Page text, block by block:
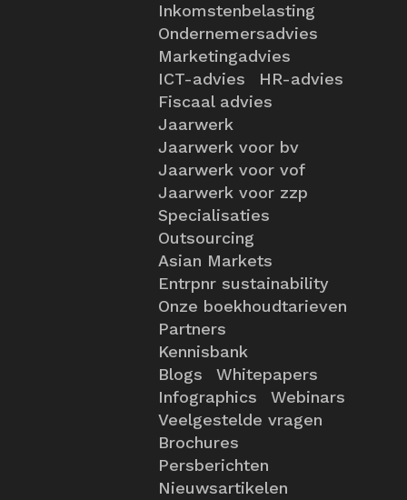
Inkomstenbelasting
Ondernemersadvies
Marketingadvies
ICT-advies
HR-advies
Fiscaal advies
Jaarwerk
Jaarwerk voor bv
Jaarwerk voor vof
Jaarwerk voor zzp
Specialisaties
Outsourcing
Asian Markets
Entrpnr sustainability
Onze boekhoudtarieven
Partners
Kennisbank
Blogs
Whitepapers
Infographics
Webinars
Veelgestelde vragen
Brochures
Persberichten
Nieuwsartikelen